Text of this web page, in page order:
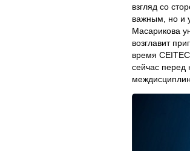
взгляд со
важным, но и
Масарикова
возглавит
время
сейчас перед